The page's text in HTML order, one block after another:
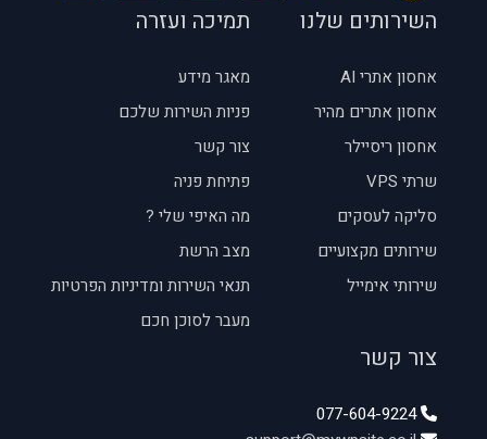
השירותים שלנו
אחסון אתרי AI
אחסון אתרים מהיר
אחסון ריסיילר
שרתי VPS
סליקה לעסקים
שירותים מקצועיים
שירותי אימייל
תמיכה ועזרה
מאגר מידע
פניות השירות שלכם
צור קשר
פתיחת פניה
מה האיפי שלי ?
מצב הרשת
תנאי השירות ומדיניות הפרטיות
מעבר לסוכן חכם
צור קשר
077-604-9224